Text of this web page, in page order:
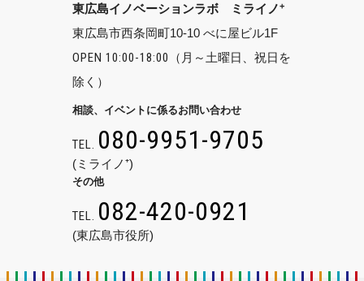
東広島イノベーションラボ ミライノ+
東広島市西条岡町10-10 べに屋ビル1F
OPEN 10:00-18:00
（月～土曜日、祝日を
除く）
相談、イベントに係るお問い合わせ
TEL. 080-9951-9705
(ミライノ⁺)
その他
TEL. 082-420-0921
(東広島市役所)